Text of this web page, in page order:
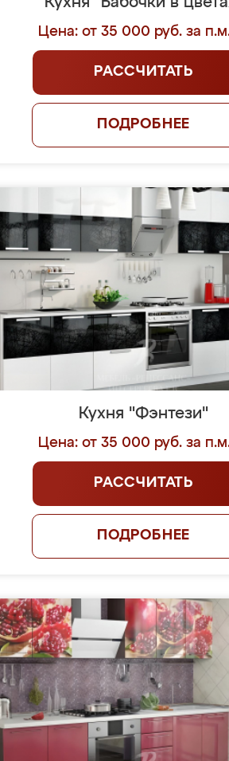
Цена: от 35 000 руб. за
РАССЧИТАТЬ
ПОДРОБНЕЕ
Кухня "Фэнтези"
Цена: от 35 000 руб. за
РАССЧИТАТЬ
ПОДРОБНЕЕ